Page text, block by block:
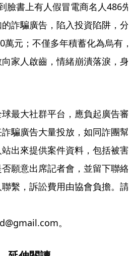
臉書上有人假冒電商名人486先
詐騙廣告，陷入投資陷阱，分
元；不僅多年積蓄化為烏有，
家人啟齒，情緒崩潰落淚，身
最大社群平台，應負起廣告審
騙廣告大量投放，如同詐團幫
出來提供案件資料，包括被害
願意出席記者會，並留下聯絡
繫，訴訟費用由協會負擔。請
。